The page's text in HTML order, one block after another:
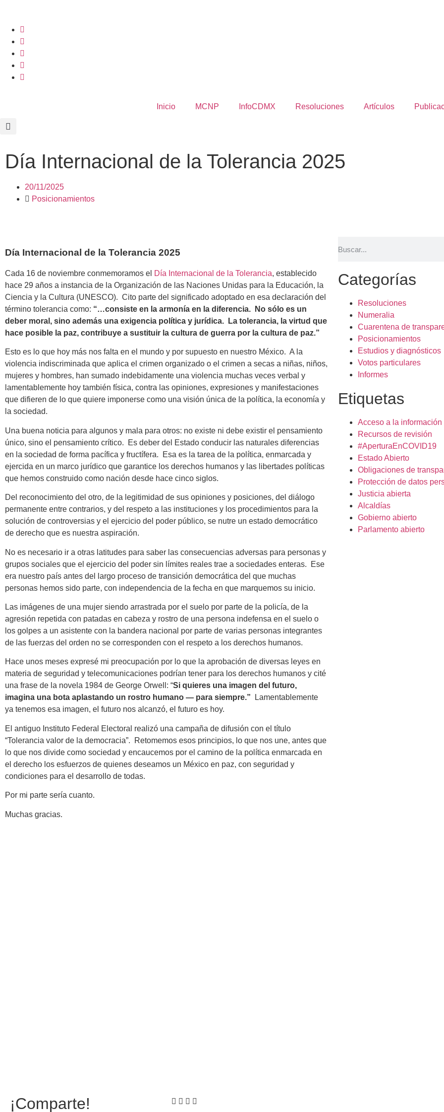
Inicio MCNP InfoCDMX Resoluciones Artículos
Día Internacional de la Tolerancia 2025
20/11/2025
Posicionamientos
Día Internacional de la Tolerancia 2025
Cada 16 de noviembre conmemoramos el Día Internacional de la Tolerancia, establecido
hace 29 años a instancia de la Organización de las Naciones Unidas para la Educación, la
Ciencia y la Cultura (UNESCO). Cito parte del significado adoptado en esa declaración del
término tolerancia como: “…consiste en la armonía en la diferencia. No sólo es un
deber moral, sino además una exigencia política y jurídica. La tolerancia, la virtud que
hace posible la paz, contribuye a sustituir la cultura de guerra por la cultura de paz.”
Esto es lo que hoy más nos falta en el mundo y por supuesto en nuestro México. A la
violencia indiscriminada que aplica el crimen organizado o el crimen a secas a niñas, niños,
mujeres y hombres, han sumado indebidamente una violencia muchas veces verbal y
lamentablemente hoy también física, contra las opiniones, expresiones y manifestaciones
que difieren de lo que quiere imponerse como una visión única de la política, la economía y
la sociedad.
Una buena noticia para algunos y mala para otros: no existe ni debe existir el pensamiento
único, sino el pensamiento crítico. Es deber del Estado conducir las naturales diferencias
en la sociedad de forma pacífica y fructífera. Esa es la tarea de la política, enmarcada y
ejercida en un marco jurídico que garantice los derechos humanos y las libertades políticas
que hemos construido como nación desde hace cinco siglos.
Del reconocimiento del otro, de la legitimidad de sus opiniones y posiciones, del diálogo
permanente entre contrarios, y del respeto a las instituciones y los procedimientos para la
solución de controversias y el ejercicio del poder público, se nutre un estado democrático
de derecho que es nuestra aspiración.
No es necesario ir a otras latitudes para saber las consecuencias adversas para personas y
grupos sociales que el ejercicio del poder sin límites reales trae a sociedades enteras. Ese
era nuestro país antes del largo proceso de transición democrática del que muchas
personas hemos sido parte, con independencia de la fecha en que marquemos su inicio.
Las imágenes de una mujer siendo arrastrada por el suelo por parte de la policía, de la
agresión repetida con patadas en cabeza y rostro de una persona indefensa en el suelo o
los golpes a un asistente con la bandera nacional por parte de varias personas integrantes
de las fuerzas del orden no se corresponden con el respeto a los derechos humanos.
Hace unos meses expresé mi preocupación por lo que la aprobación de diversas leyes en
materia de seguridad y telecomunicaciones podrían tener para los derechos humanos y cité
una frase de la novela 1984 de George Orwell: “Si quieres una imagen del futuro,
imagina una bota aplastando un rostro humano — para siempre.” Lamentablemente
ya tenemos esa imagen, el futuro nos alcanzó, el futuro es hoy.
El antiguo Instituto Federal Electoral realizó una campaña de difusión con el título
“Tolerancia valor de la democracia”. Retomemos esos principios, lo que nos une, antes que
lo que nos divide como sociedad y encaucemos por el camino de la política enmarcada en
el derecho los esfuerzos de quienes deseamos un México en paz, con seguridad y
condiciones para el desarrollo de todas.
Por mi parte sería cuanto.
Muchas gracias.
¡Comparte!
Categorías
Resoluciones
Numeralia
Cuarentena de
Posicionamientos
Estudios y diagnósticos
Votos particulares
Informes
Etiquetas
Acceso a la información
Recursos de revisión
#AperturaEnCOVID19
Estado Abierto
Obligaciones de
Protección de datos
Justicia abierta
Alcaldías
Gobierno abierto
Parlamento abierto